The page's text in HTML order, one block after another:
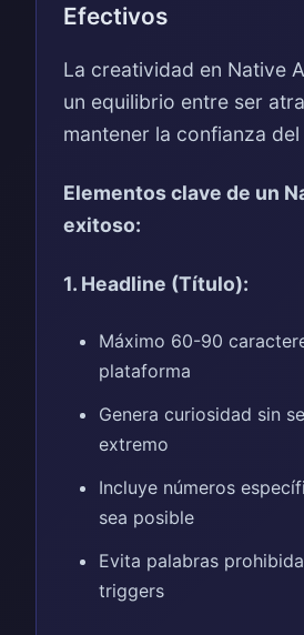
Efectivos
La creatividad en Native
un equilibrio entre ser
mantener la confianza
Elementos clave de un
exitoso:
1. Headline (Título):
Máximo 60-90
plataforma
Genera curiosidad sin
extremo
Incluye números
sea posible
Evita palabras
triggers